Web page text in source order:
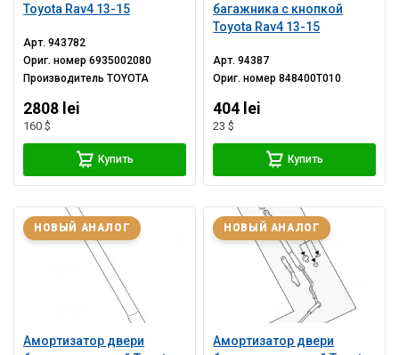
Toyota Rav4 13-15
Арт.943782
Ориг. номер6935002080
ПроизводительTOYOTA
2808 lei
160 $
Купить
багажника с кнопкой
Toyota Rav4 13-15
Арт.94387
Ориг. номер848400T010
404 lei
23 $
Купить
Амортизатор двери
НОВЫЙ АНАЛОГ
Амортизатор двери
НОВЫЙ АНАЛОГ